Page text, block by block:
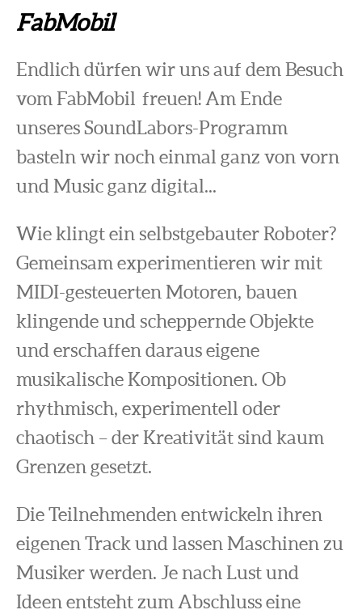
FabMobil
Endlich dürfen wir uns auf dem Besuch
vom FabMobil freuen! Am Ende
unseres SoundLabors-Programm
basteln wir noch einmal ganz von vorn
und Music ganz digital...
Wie klingt ein selbstgebauter Roboter?
Gemeinsam experimentieren wir mit
MIDI-gesteuerten Motoren, bauen
klingende und scheppernde Objekte
und erschaffen daraus eigene
musikalische Kompositionen. Ob
rhythmisch, experimentell oder
chaotisch – der Kreativität sind kaum
Grenzen gesetzt.
Die Teilnehmenden entwickeln ihren
eigenen Track und lassen Maschinen zu
Musiker werden. Je nach Lust und
Ideen entsteht zum Abschluss eine